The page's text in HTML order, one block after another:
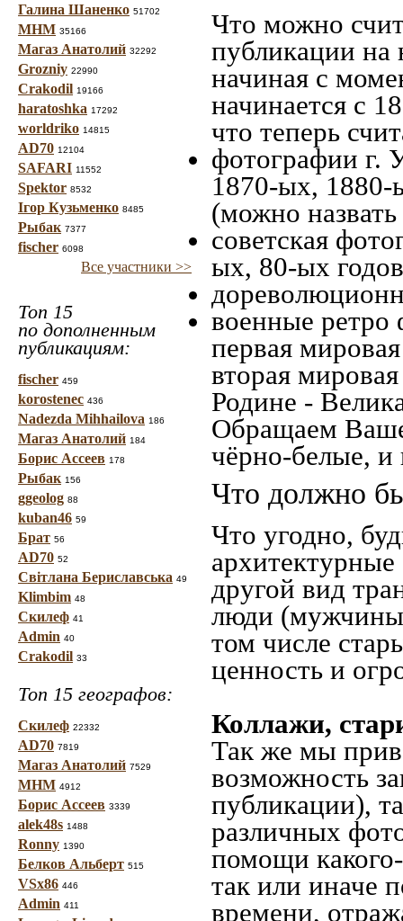
Галина Шаненко 51702
МНМ 35166
Магаз Анатолий 32292
Grozniy 22990
Crakodil 19166
haratoshka 17292
worldriko 14815
AD70 12104
SAFARI 11552
Spektor 8532
Ігор Кузьменко 8485
Рыбак 7377
fischer 6098
Все участники >>
Топ 15
по дополненным
публикациям:
fischer 459
korostenec 436
Nadezda Mihhailova 186
Магаз Анатолий 184
Борис Ассеев 178
Рыбак 156
ggeolog 88
kuban46 59
Брат 56
AD70 52
Світлана Бериславська 49
Klimbim 48
Скилеф 41
Admin 40
Crakodil 33
Топ 15 географов:
Скилеф 22332
AD70 7819
Магаз Анатолий 7529
МНМ 4912
Борис Ассеев 3339
alek48s 1488
Ronny 1390
Белков Альберт 515
VSx86 446
Admin 411
Что можно
публикации
начиная c
начинается с
что теперь
фотографии г.
1870-ых, 1880-
(можно
советская
ых, 80-ых
военные ретро
первая
вторая
Родине -
Обращаем
чёрно-белые, и
Что должно
Что угодно,
другой вид
люди
том числе
ценность и
Коллажи,
Так же мы
возможность
публикации),
различных
помощи
так или иначе
времени,